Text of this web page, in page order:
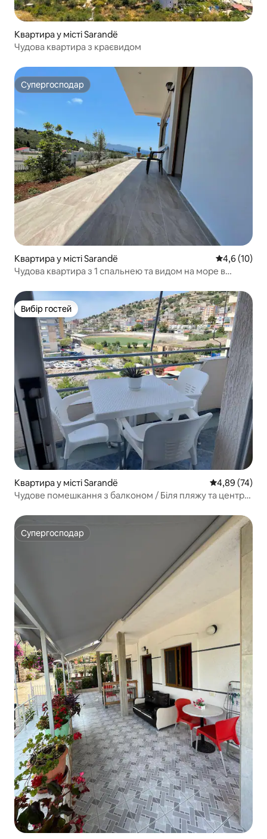
Квартира у місті Sarandë
Чудова квартира з краєвидом
Супергосподар
Супергосподар
Квартира у місті Sarandë Середня
4,6 (10)
Чудова квартира з 1 спальнею та видом на море в
Вибір гостей
Вибір гостей
Квартира у місті Sarandë Середня
4,89 (74)
Чудове помешкання з балконом / Біля пляжу та центру
Супергосподар
Супергосподар